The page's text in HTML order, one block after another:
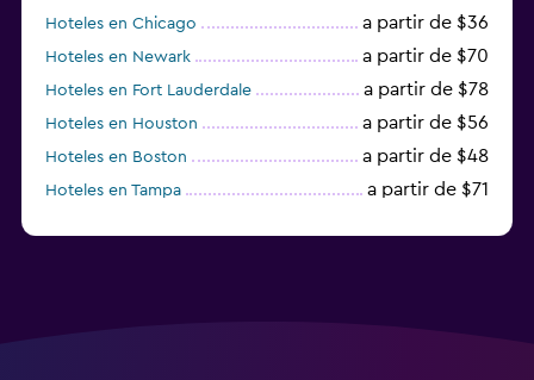
Hoteles en Chicago a partir de $36
Hoteles en Newark a partir de $70
Hoteles en Fort Lauderdale a partir de $78
Hoteles en Houston a partir de $56
Hoteles en Boston a partir de $48
Hoteles en Tampa a partir de $71